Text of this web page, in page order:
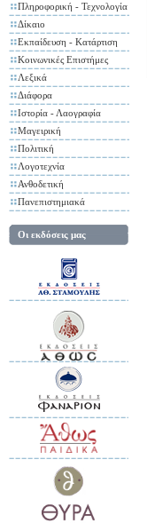
Πληροφορική - Τεχνολογία
Δίκαιο
Εκπαίδευση - Κατάρτιση
Κοινωνικές Επιστήμες
Λεξικά
Διάφορα
Ιστορία - Λαογραφία
Μαγειρική
Πολιτική
Λογοτεχνία
Ανθοδετική
Πανεπιστημιακά
Οι εκδόσεις μας